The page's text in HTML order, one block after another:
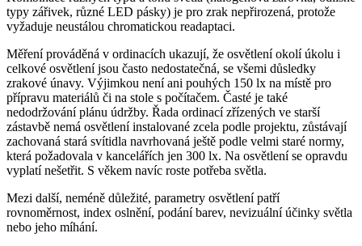
typy zářivek, různé LED pásky) je pro zrak nepřirozená, protože
vyžaduje neustálou chromatickou readaptaci.
Měření prováděná v ordinacích ukazují, že osvětlení okolí úkolu i
celkové osvětlení jsou často nedostatečná, se všemi důsledky
zrakové únavy. Výjimkou není ani pouhých 150 lx na místě pro
přípravu materiálů či na stole s počítačem. Časté je také
nedodržování plánu údržby. Řada ordinací zřízených ve starší
zástavbě nemá osvětlení instalované zcela podle projektu, zůstávají
zachovaná stará svítidla navrhovaná ještě podle velmi staré normy,
která požadovala v kancelářích jen 300 lx. Na osvětlení se opravdu
vyplatí nešetřit. S věkem navíc roste potřeba světla.
Mezi další, neméně důležité, parametry osvětlení patří
rovnoměrnost, index oslnění, podání barev, nevizuální účinky světla
nebo jeho míhání.